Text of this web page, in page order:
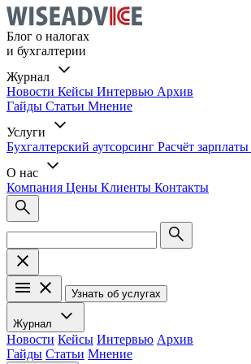
Блог о налогах
и бухгалтерии
Журнал
Новости Кейсы Интервью Архив
Гайды Статьи Мнение
Услуги
Бухгалтерский аутсорсинг Расчёт зарплаты
О нас
Компания Цены Клиенты Контакты
Узнать об услугах
Журнал
Новости Кейсы Интервью Архив
Гайды Статьи Мнение